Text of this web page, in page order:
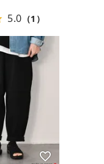
リー）
ORDINARY FITS（オーディ
prit（プリット）
PUMA（プーマ）
Risley（リズレー）
5.0 （1）